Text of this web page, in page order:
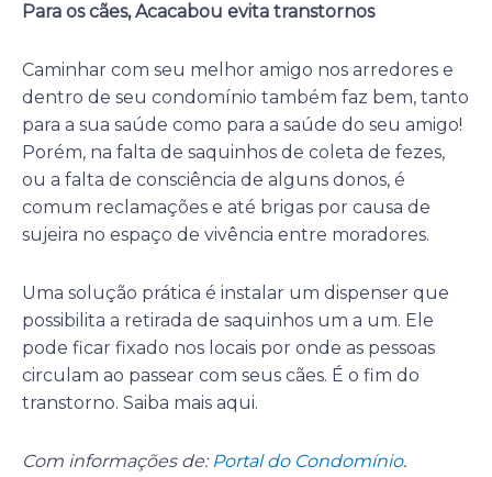
Para os cães, Acacabou evita transtornos
Caminhar com seu melhor amigo nos arredores e
dentro de seu condomínio também faz bem, tanto
para a sua saúde como para a saúde do seu amigo!
Porém, na falta de saquinhos de coleta de fezes,
ou a falta de consciência de alguns donos, é
comum reclamações e até brigas por causa de
sujeira no espaço de vivência entre moradores.
Uma solução prática é instalar um dispenser que
possibilita a retirada de saquinhos um a um. Ele
pode ficar fixado nos locais por onde as pessoas
circulam ao passear com seus cães. É o fim do
transtorno. Saiba mais aqui.
Com informações de: Portal do Condomínio.